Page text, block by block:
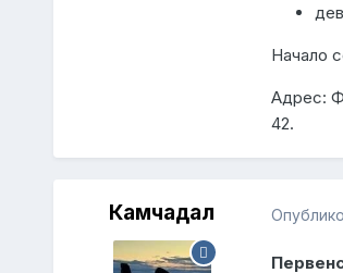
Начало
Адрес:
42.
Камчадал